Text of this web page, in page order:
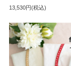
13,530円(税込)